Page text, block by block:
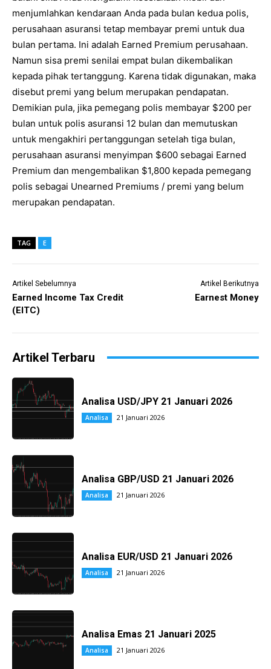
menjumlahkan kendaraan Anda pada bulan kedua polis,
perusahaan asuransi tetap membayar premi untuk dua
bulan pertama. Ini adalah Earned Premium perusahaan.
Namun sisa premi senilai empat bulan dikembalikan
kepada pihak tertanggung. Karena tidak digunakan, maka
disebut premi yang belum merupakan pendapatan.
Demikian pula, jika pemegang polis membayar $200 per
bulan untuk polis asuransi 12 bulan dan memutuskan
untuk mengakhiri pertanggungan setelah tiga bulan,
perusahaan asuransi menyimpan $600 sebagai Earned
Premium dan mengembalikan $1,800 kepada pemegang
polis sebagai Unearned Premiums / premi yang belum
merupakan pendapatan.
TAG E
Artikel Sebelumnya
Earned Income Tax Credit
(EITC)
Artikel Berikutnya
Earnest Money
Artikel Terbaru
Analisa USD/JPY 21 Januari 2026
Analisa 21 Januari 2026
Analisa GBP/USD 21 Januari 2026
Analisa 21 Januari 2026
Analisa EUR/USD 21 Januari 2026
Analisa 21 Januari 2026
Analisa Emas 21 Januari 2025
Analisa 21 Januari 2026